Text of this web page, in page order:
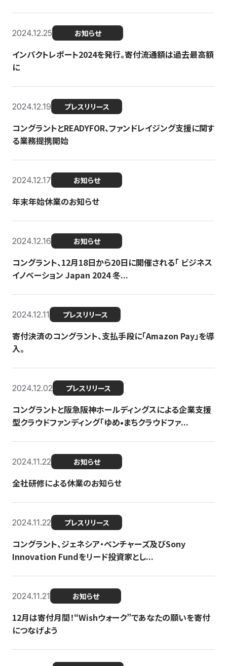
2024.12.25 お知らせ
インパクトレポート2024を発行。寄付流通額は過去最高額
に
2024.12.19 プレスリリース
コングラントとREADYFOR、ファンドレイジング支援に関す
る業務提携開始
2024.12.17 お知らせ
年末年始休業のお知らせ
2024.12.16 お知らせ
コングラント、12月18日から20日に開催される「 ビジネス
イノベーション Japan 2024 冬...
2024.12.11 プレスリリース
寄付決済のコングラント、支払手段に「Amazon Pay」を導
入。
2024.12.02 プレスリリース
コングラントと阪急阪神ホールディングスによる企業支援
型クラウドファンディング「ゆめ•まちクラウドファ...
2024.11.22 お知らせ
全社研修による休業のお知らせ
2024.11.22 プレスリリース
コングラント、ジェネシア・ベンチャーズ及びSony
Innovation Fundをリード投資家とし...
2024.11.21 お知らせ
12月は寄付月間！“Wishウォーク”であなたの願いを寄付
につなげよう